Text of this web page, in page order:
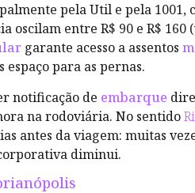
pela Util e pela 1001,
oscilam entre R$ 90 e R$
garante acesso a assentos
para as pernas.
notificação de embarque
na rodoviária. No sentido
antes da viagem: muitas
diminui.